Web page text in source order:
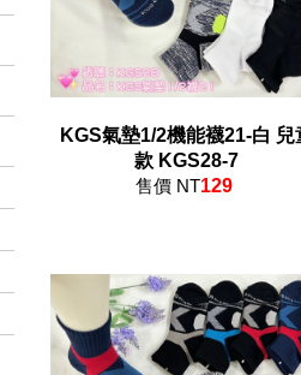
KGS氣墊1/2機能襪21-白 兒童
款 KGS28-7
售價 NT129